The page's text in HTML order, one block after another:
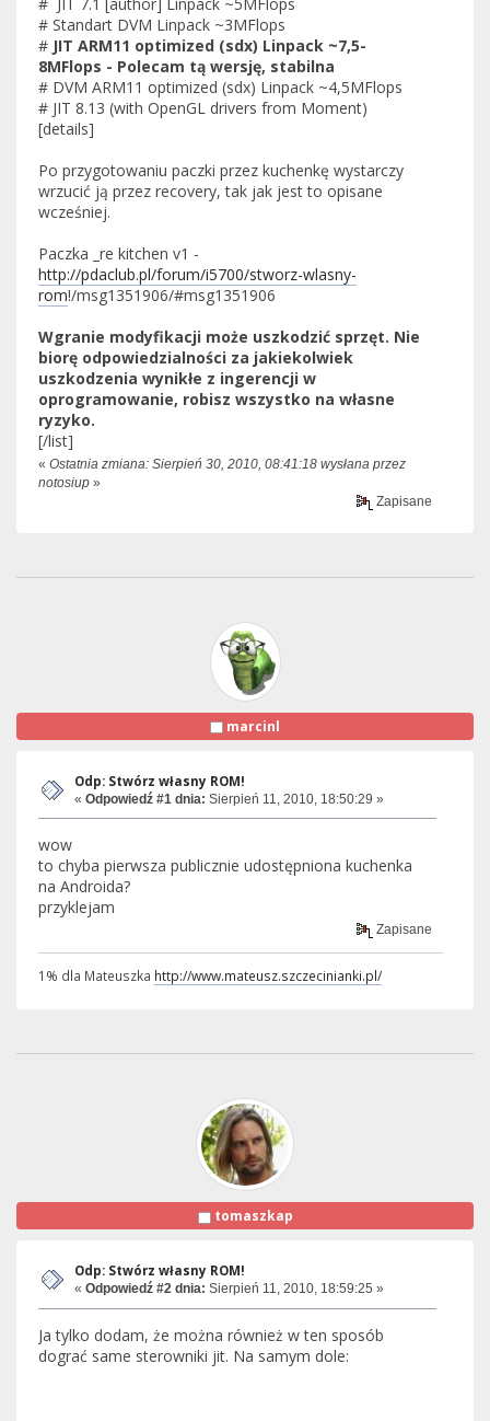
# Standart DVM Linpack ~3MFlops
# JIT ARM11 optimized (sdx) Linpack ~7,5-
8MFlops - Polecam tą wersję, stabilna
# DVM ARM11 optimized (sdx) Linpack ~4,5MFlops
# JIT 8.13 (with OpenGL drivers from Moment)
[details]
Po przygotowaniu paczki przez kuchenkę wystarczy
wrzucić ją przez recovery, tak jak jest to opisane
wcześniej.
Paczka _re kitchen v1 -
http://pdaclub.pl/forum/i5700/stworz-wlasny-
rom!/msg1351906/#msg1351906
Wgranie modyfikacji może uszkodzić sprzęt. Nie
biorę odpowiedzialności za jakiekolwiek
uszkodzenia wynikłe z ingerencji w
oprogramowanie, robisz wszystko na własne
ryzyko.
[/list]
« Ostatnia zmiana: Sierpień 30, 2010, 08:41:18 wysłana przez
notosiup »
Zapisane
marcinl
Odp: Stwórz własny ROM!
« Odpowiedź #1 dnia: Sierpień 11, 2010, 18:50:29 »
wow
to chyba pierwsza publicznie udostępniona kuchenka
na Androida?
przyklejam
Zapisane
1% dla Mateuszka http://www.mateusz.szczecinianki.pl/
tomaszkap
Odp: Stwórz własny ROM!
« Odpowiedź #2 dnia: Sierpień 11, 2010, 18:59:25 »
Ja tylko dodam, że można również w ten sposób
dograć same sterowniki jit. Na samym dole: